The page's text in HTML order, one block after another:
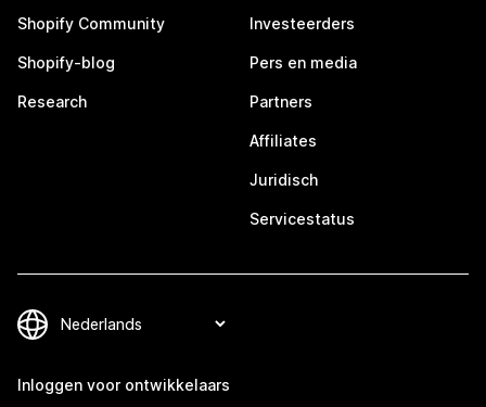
Shopify Community
Shopify-blog
Research
Investeerders
Pers en media
Partners
Affiliates
Juridisch
Servicestatus
Inloggen voor ontwikkelaars